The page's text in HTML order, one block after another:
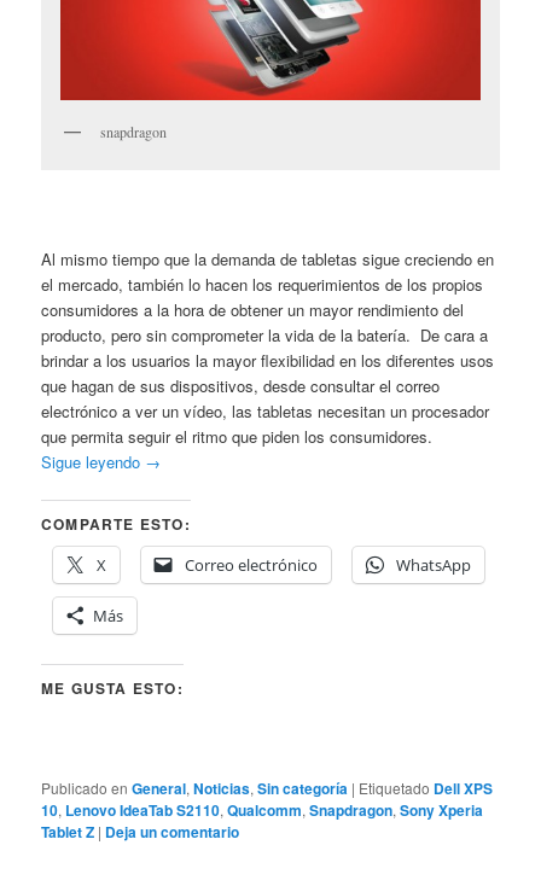
snapdragon
Al mismo tiempo que la demanda de tabletas sigue creciendo en
el mercado, también lo hacen los requerimientos de los propios
consumidores a la hora de obtener un mayor rendimiento del
producto, pero sin comprometer la vida de la batería. De cara a
brindar a los usuarios la mayor flexibilidad en los diferentes usos
que hagan de sus dispositivos, desde consultar el correo
electrónico a ver un vídeo, las tabletas necesitan un procesador
que permita seguir el ritmo que piden los consumidores.
Sigue leyendo →
COMPARTE ESTO:
X
Correo electrónico WhatsApp
Más
ME GUSTA ESTO:
Publicado en General,Noticias,Sin categoría | Etiquetado Dell XPS
10, Lenovo IdeaTab S2110,Qualcomm,Snapdragon,Sony Xperia
Tablet Z | Deja un comentario